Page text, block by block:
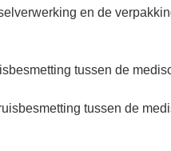
en de
tussen de
tussen de